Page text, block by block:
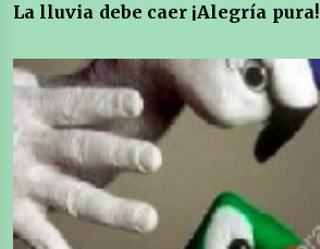
La lluvia debe caer ¡Alegría pura!